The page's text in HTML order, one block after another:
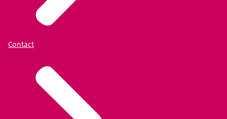
Contact